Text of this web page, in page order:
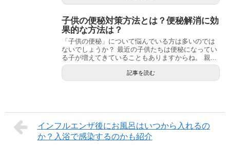
子供の便秘対策方法とは？便秘解消に効
果的な方法は？
「子供の便秘」について悩んでいる方は多いのでは
ないでしょうか？ 最近の子供たちは便秘になってい
る子が増えてきていることもありますからね。 親...
記事を読む
インフルエンザ後にお風呂はいつから入れるの
か？入浴で感染するのかも紹介